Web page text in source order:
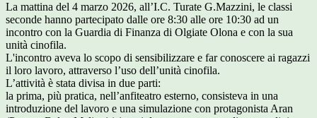
La mattina del 4 marzo 2026, all’I.C. Turate G.Mazzini, le classi
seconde hanno partecipato dalle ore 8:30 alle ore 10:30 ad un
incontro con la Guardia di Finanza di Olgiate Olona e con la sua
unità cinofila.
L'incontro aveva lo scopo di sensibilizzare e far conoscere ai ragazzi
il loro lavoro, attraverso l’uso dell’unità cinofila.
L’attività è stata divisa in due parti:
la prima, più pratica, nell’anfiteatro esterno, consisteva in una
introduzione del lavoro e una simulazione con protagonista Aran